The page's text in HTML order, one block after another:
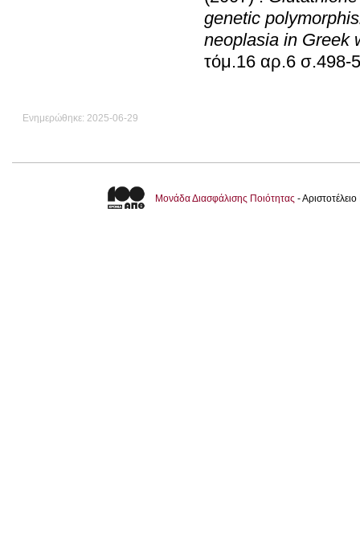
genetic
neoplasia in Greek
τόμ.16 αρ.6
Ενημερώθηκε: 2025-06-29
Μονάδα Διασφάλισης Ποιότητας -